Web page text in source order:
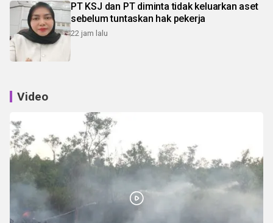
PT KSJ dan PT diminta tidak keluarkan aset
sebelum tuntaskan hak pekerja
22 jam lalu
Video